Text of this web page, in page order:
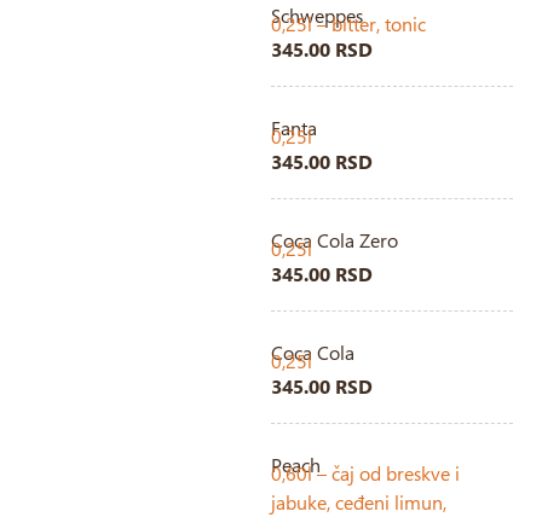
Schweppes
0,25l – bitter, tonic
345.00 RSD
Fanta
0,25l
345.00 RSD
Coca Cola Zero
0,25l
345.00 RSD
Coca Cola
0,25l
345.00 RSD
Peach
0,60l – čaj od breskve i
jabuke, ceđeni limun,